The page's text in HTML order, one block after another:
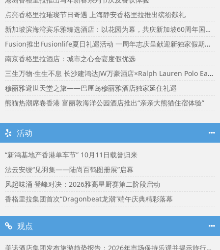
点亮香格里拉璀璨节日奇遇 上海静安香格里拉推出缤纷献礼
新加坡滨海湾宾乐雅臻选酒店：以花园为幕，共庆新加坡60周年国庆盛宴
Fusion推出Fusionlife夏日礼遇活动 一周年志庆呈献迎新独家假期奖赏
南京香格里拉酒店：城市之心会宴度假优选
三生万物·生生不息 长沙建鸿达JW万豪酒店×Ralph Lauren Polo Earth开启可持续生活旅行美学
穆丽雅避世天堂之旅——巴厘岛穆丽雅酒店独家延住礼遇
熊猫热潮席卷香港 富丽敦海洋公园酒店推出“亲亲大熊猫住宿体验”
活动
“新鸿基地产香港单车节” 10月11日载誉归来
法云安缦“见羽集——陆尚百鹤图册展”启幕
风起味涌 登峰对决：2026雅高星厨赛第二阶段启动
香格里拉集团首次“Dragonbeat龙潮”端午庆典精彩落幕
观点
美诺酒店集团发布旅游趋势报告：2026年市场保持乐观并揭示旅行者渴望联结